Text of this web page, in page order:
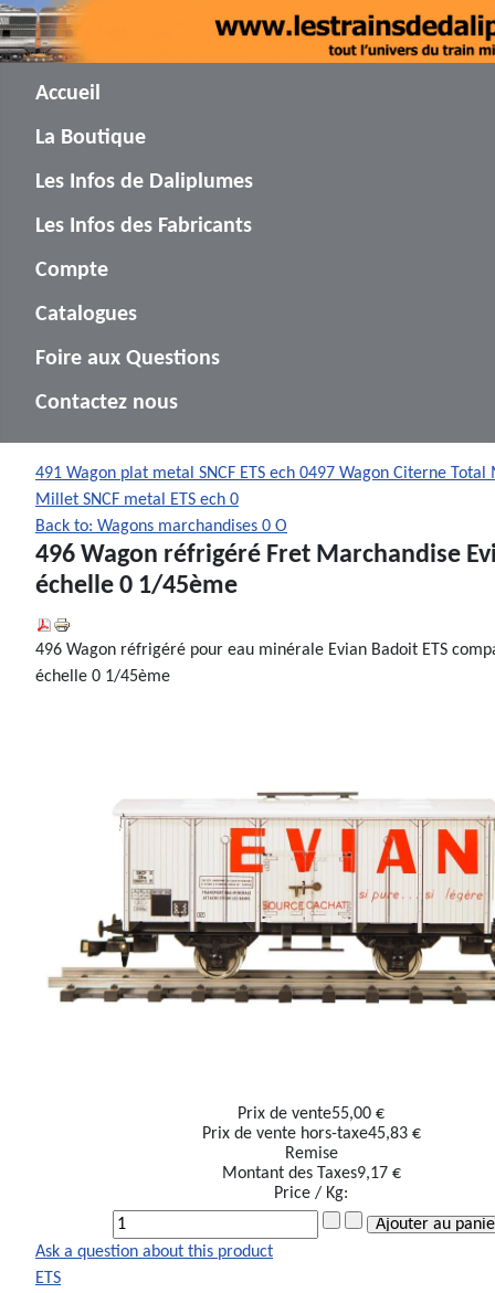
Accueil
La Boutique
Les Infos de Daliplumes
Les Infos des Fabricants
Compte
Catalogues
Foire aux Questions
Contactez nous
491 Wagon plat metal SNCF ETS ech 0497 Wagon Citerne Total
Millet SNCF metal ETS ech 0
Back to: Wagons marchandises 0 O
496 Wagon réfrigéré Fret Marchandise
échelle 0 1/45ème
496 Wagon réfrigéré pour eau minérale Evian Badoit ETS
échelle 0 1/45ème
Prix ​​de vente55,00 €
Prix de vente hors-taxe45,83 €
Remise
Montant des Taxes9,17 €
Price / Kg:
Ask a question about this product
ETS